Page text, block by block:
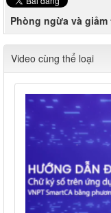
Phòng ngừa và
Video cùng thể loại